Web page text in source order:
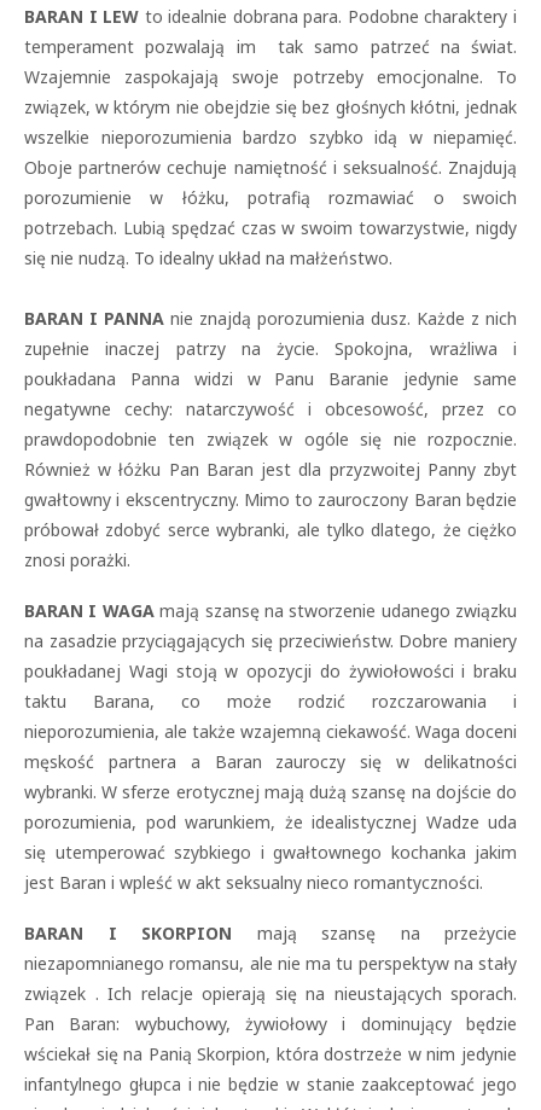
BARAN I LEW to idealnie dobrana para. Podobne charaktery i
temperament pozwalają im tak samo patrzeć na świat.
Wzajemnie zaspokajają swoje potrzeby emocjonalne. To
związek, w którym nie obejdzie się bez głośnych kłótni, jednak
wszelkie nieporozumienia bardzo szybko idą w niepamięć.
Oboje partnerów cechuje namiętność i seksualność. Znajdują
porozumienie w łóżku, potrafią rozmawiać o swoich
potrzebach. Lubią spędzać czas w swoim towarzystwie, nigdy
się nie nudzą. To idealny układ na małżeństwo.
BARAN I PANNA nie znajdą porozumienia dusz. Każde z nich
zupełnie inaczej patrzy na życie. Spokojna, wrażliwa i
poukładana Panna widzi w Panu Baranie jedynie same
negatywne cechy: natarczywość i obcesowość, przez co
prawdopodobnie ten związek w ogóle się nie rozpocznie.
Również w łóżku Pan Baran jest dla przyzwoitej Panny zbyt
gwałtowny i ekscentryczny. Mimo to zauroczony Baran będzie
próbował zdobyć serce wybranki, ale tylko dlatego, że ciężko
znosi porażki.
BARAN I WAGAmają szansę na stworzenie udanego związku
na zasadzie przyciągających się przeciwieństw. Dobre maniery
poukładanej Wagi stoją w opozycji do żywiołowości i braku
taktu Barana, co może rodzić rozczarowania i
nieporozumienia, ale także wzajemną ciekawość. Waga doceni
męskość partnera a Baran zauroczy się w delikatności
wybranki. W sferze erotycznej mają dużą szansę na dojście do
porozumienia, pod warunkiem, że idealistycznej Wadze uda
się utemperować szybkiego i gwałtownego kochanka jakim
jest Baran i wpleść w akt seksualny nieco romantyczności.
BARAN I SKORPION mają szansę na przeżycie
niezapomnianego romansu, ale nie ma tu perspektyw na stały
związek . Ich relacje opierają się na nieustających sporach.
Pan Baran: wybuchowy, żywiołowy i dominujący będzie
wściekał się na Panią Skorpion, która dostrzeże w nim jedynie
infantylnego głupca i nie będzie w stanie zaakceptować jego